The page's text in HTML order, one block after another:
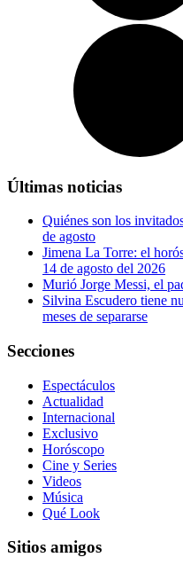
Últimas noticias
Quiénes son los
de agosto
Jimena La Torre: el
14 de agosto del 2026
Murió Jorge Messi, el
Silvina Escudero tiene
meses de separarse
Secciones
Espectáculos
Actualidad
Internacional
Exclusivo
Horóscopo
Cine y Series
Videos
Música
Qué Look
Sitios amigos